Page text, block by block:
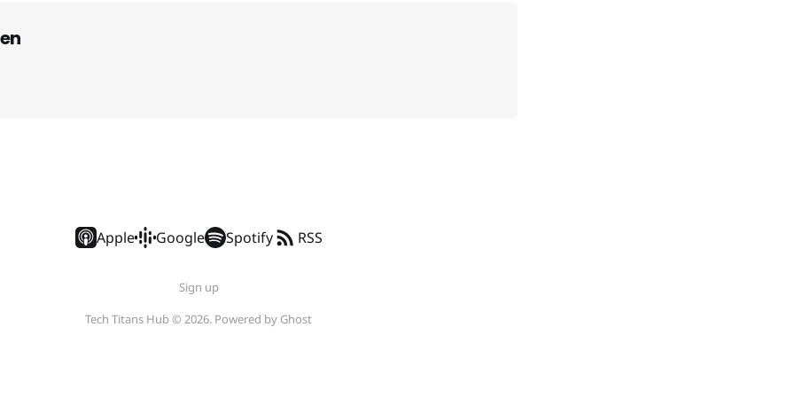
Apple Google Spotify RSS
Sign up
Tech Titans Hub © 2026. Powered by Ghost